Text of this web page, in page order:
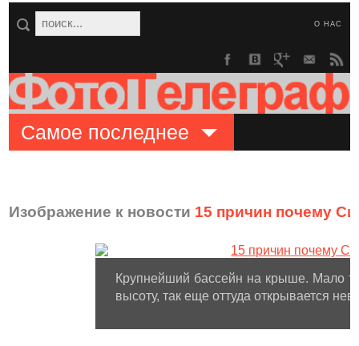
О НАС
Самое последнее
Изображение к новости 15 причин почему
Крупнейший бассейн на крыше. Мало
высоту, так еще оттуда открывается